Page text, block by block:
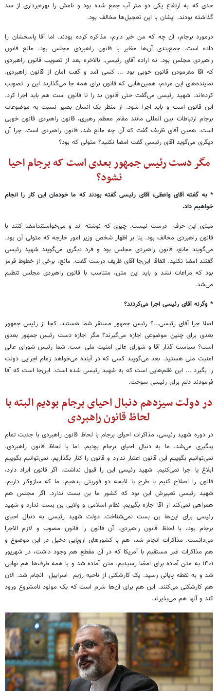
حدی که به ارتفاع یکی دو متر آب جمع شده بود و نامش را بهره‌برداری از سد
گذاشته بودند. ایشان با این تعجیل‌ها مخالف بود.
درمورد برجام، آن چه که من خبر دارم، مذاکره کرده بودند. اما آقا پاسخشان را
داده است. جمع‌بندی آن‌ها مغایر با قانون راهبردی مجلس بود. مانع قانون
راهبردی مجلس بود. نه اراده آقای رئیسی. بالاخره بعد از تصویب قانون راهبردی
که آقا مفرمودن قانون خوبی بود ... کسی آمد و گفت امان از قانون راهبردی.
نماینده‌های این مردم، همین‌هایی که قانون برای همه جا می‌گذارند این را تصویب
کرده‌اند. شهید رئیسی می‌گفت حتی قانون بد را تا قانون است هم باید اجرا کرد.
این قانون است و باید اجرا شود. از منظر یک انسان بصیر نسبت به موضوعات
برجام ارتباطات بین المللی مانند مقام معظم رهبری، قانون راهبردی قانون خوبی
است. همین آقای ظریف گفت که آن چه مانع شد، قانون راهبردی است. چرا آن
دیگری می‌گوید آقای رئیسی گفت امضا نکنید؟ متولی که بود؟
مگر دست رئیس جمهور بعدی است که برجام احیا
نشود؟
* به گفته آقای واعظی، آقای رئیسی گفته بودند که ما خودمان این کار را انجام
خواهیم داد.
مبنای این حرف درست نیست. چیزی که نوشته اند و می‌خواستندامضا کنند با
قانون راهبردی مخالف بود. بنا بر اظهار شخص وزیر امور خارجه که متولی آن بود.
می‌گویند مانع، قانون راهبردی مجلس بود و فرد دیگری می‌گویند شهید رئیسی
گفتند امضا نکنید. اتفاقا این‌جا آقای ظریف درست گفت. مانع، برخی از خطوط قرمز
بود که مراعات نشد و باید این متن، متناسب با قانون راهبردی مجلس تنظیم
می‌شد.
* وگرنه آقای رئیسی اجرا می‌کردند؟
اصلا چرا آقای رئیسی...؟ رئیس جمهور مستقر شما هستید. کجا از رئیس جمهور
بعدی برای چنین موضوعی اجازه می‌گیرند؟ مگر اجازه دست رئیس جمهور بعدی
است؟ سیاست گذار آقا و شورای عالی امنیت ملی است. شما رئیس شورای عالی
امنیت ملی هستید. بعد می‌گویید کسی که در آینده می‌خواهد زمام اجرایی دولت
را بگیرد ... این ظلم‌هایی است که به شهید رئیسی شده است. این‌جا است که آقا
فرمودند دلم برای رئیسی سوخت.
در دولت سیزدهم دنبال احیای برجام بودیم البته با
لحاظ قانون راهبردی
در دوره شهید رئیسی، مذاکرات احیای برجام با لحاظ قانون راهبردی با جدیت تمام
پیگیری می‌شد. ما به دنبال احیای برجام بودیم. اما با لحاظ قانون راهبردی.
نمی‌توانیم بگوییم این قانون اعتبار ندارد و قانون را کنار بگذاریم. نمی‌توانیم بگوییم
ابلاغ یا اجرا نمی‌کنیم. شهید رئیسی این را قبول نداشت. اگر قانون ایراد دارد،
قانون را اصلاح کنیم یا طرح یا لایحه دو فوریتی بدهیم. ما که سازوکار داریم.
شهید رئیسی تعبیرش این بود که کشور ما بن بست ندارد. اگر مجلس هم
همراهی نمی‌کند از آقا اجازه بگیریم. نظام اسلامی و ولایی بن بست ندارد و شهید
رئیسی برای این‌ها بن بست نمی‌شناخت. دولت شهید رئیسی به دنبال احیای
برجام بود، با لحاظ قانون راهبردی. آن قانون را قانون مصوب و لازم الاجرا
می‌دانست. مذاکرات انجام شد، هم با کشورهای اروپایی دخیل در این موضوع و
هم مذاکرات غیر مستقیم با آمریکا که در آن مقطع هم وجود داشت، در شهریور
۱۴۰۱ به متن آماده برای امضا رسیدیم. متن آماده شد و با همه طرف‌ها هم نهایی
شد و به نقطه پایانی رسید. یک کارشکنی از ناحیه رژیم اسراییل انجام شد. الان
هم کارشکنی می‌کنند. این هم برای آن‌ها شرم است که یک مولود نامشروع ورود
کند و آنها هم می‌پذیرند.